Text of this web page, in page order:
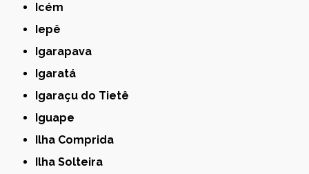
Icém
Iepê
Igarapava
Igaratá
Igaraçu do Tietê
Iguape
Ilha Comprida
Ilha Solteira